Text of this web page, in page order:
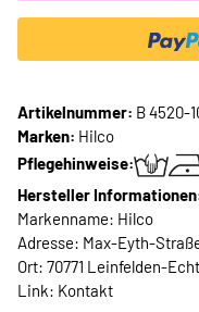
Artikelnummer: B 4520-
Marken: Hilco
Pflegehinweise:
Hersteller
Markenname: Hilco
Adresse: Max-Eyth-
Ort: 70771 Leinfelden-
Link: Kontakt